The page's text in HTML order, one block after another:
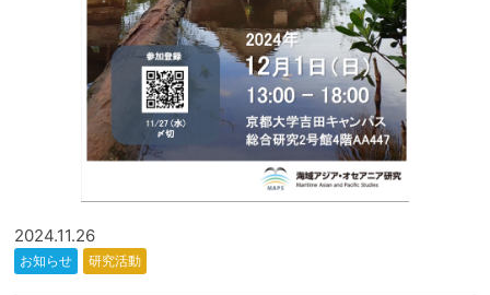
2024.11.26
お知らせ 研究活動